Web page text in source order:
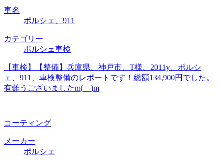
車名
ポルシェ、911
カテゴリー
ポルシェ車検
【車検】【整備】兵庫県、神戸市、T様、2011y、ポルシ
ェ、911、車検整備のレポートです！総額134,900円でした。
有難うございましたm(__)m
コーティング
メーカー
ポルシェ